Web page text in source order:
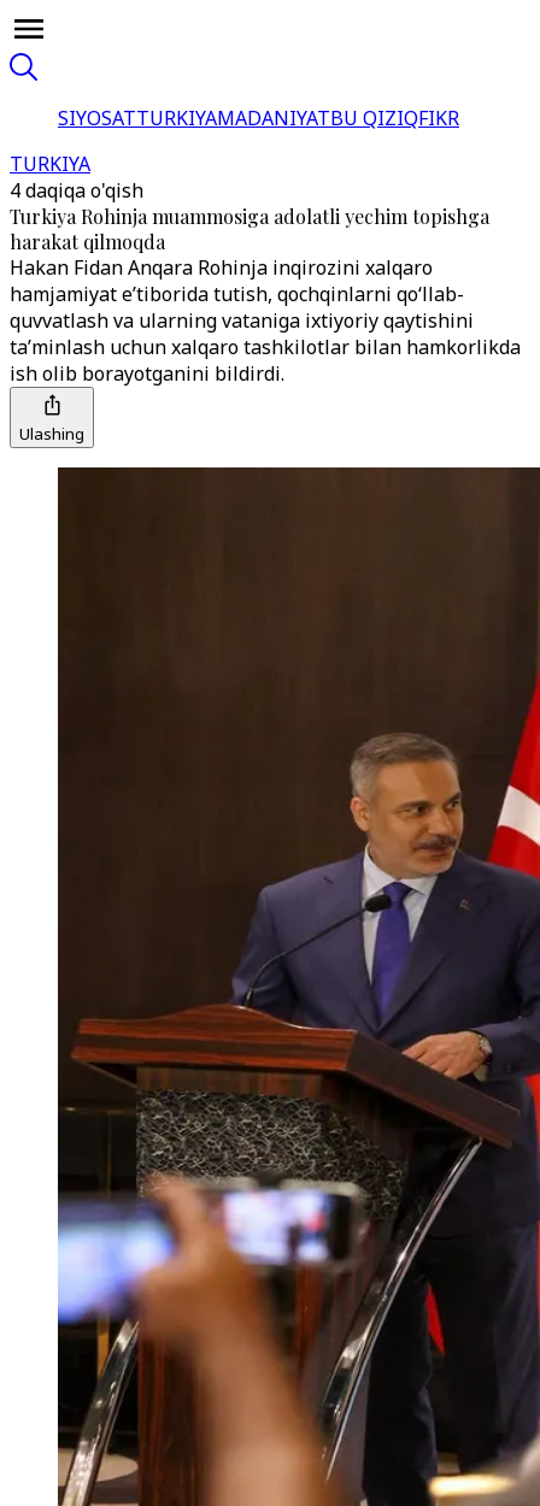
SIYOSATTURKIYAMADANIYATBU QIZIQFIKR
TURKIYA
4 daqiqa o'qish
Turkiya Rohinja muammosiga adolatli yechim topishga
harakat qilmoqda
Hakan Fidan Anqara Rohinja inqirozini xalqaro
hamjamiyat e’tiborida tutish, qochqinlarni qo‘llab-
quvvatlash va ularning vataniga ixtiyoriy qaytishini
ta’minlash uchun xalqaro tashkilotlar bilan hamkorlikda
ish olib borayotganini bildirdi.
Ulashing